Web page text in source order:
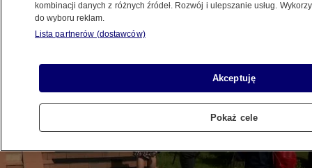
Udostępnij
kombinacji danych z różnych źródeł. Rozwój i ulepszanie usług.
do wyboru reklam.
Lista partnerów (dostawców)
Akceptuję
Pokaż cele